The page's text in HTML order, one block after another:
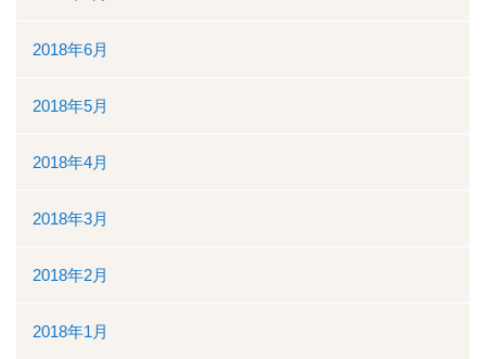
2018年6月
2018年5月
2018年4月
2018年3月
2018年2月
2018年1月